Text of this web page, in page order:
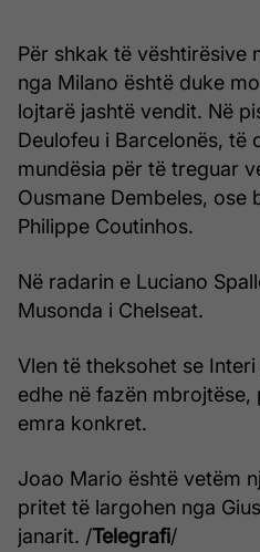
Për shkak të vështirësive
nga Milano është duke
lojtarë jashtë vendit. Në
Deulofeu i Barcelonës, të
mundësia për të treguar
Ousmane Dembeles, ose
Philippe Coutinhos.
Në radarin e Luciano
Musonda i Chelseat.
Vlen të theksohet se
edhe në fazën
emra konkret.
Joao Mario është vetëm
pritet të largohen nga
janarit. /Telegrafi/